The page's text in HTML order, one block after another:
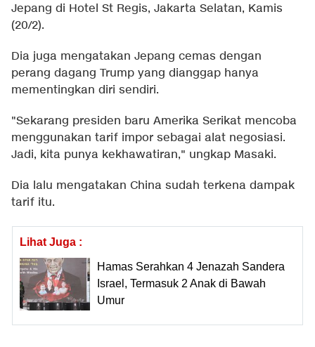
Jepang di Hotel St Regis, Jakarta Selatan, Kamis
(20/2).
Dia juga mengatakan Jepang cemas dengan
perang dagang Trump yang dianggap hanya
mementingkan diri sendiri.
"Sekarang presiden baru Amerika Serikat mencoba
menggunakan tarif impor sebagai alat negosiasi.
Jadi, kita punya kekhawatiran," ungkap Masaki.
Dia lalu mengatakan China sudah terkena dampak
tarif itu.
Lihat Juga :
Hamas Serahkan 4 Jenazah Sandera
Israel, Termasuk 2 Anak di Bawah
Umur